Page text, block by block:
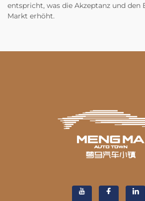
entspricht, was die Akzeptanz und den
Markt erhöht.